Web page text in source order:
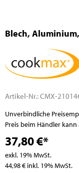
Blech,
Artikel-Nr.:CMX-
Unverbindliche
Preis beim Händler
37,80 €*
exkl. 19% MwSt.
44,98 € inkl. 19% MwSt.